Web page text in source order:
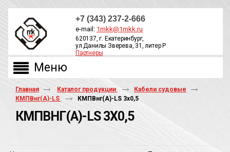
+7 (343) 237-2-666
e-mail: 1mkk@1mkk.ru
620137, г. Екатеринбург,
ул.Данилы Зверева, 31, литер Р
Партнеры
Главная Каталог продукции
Кабели судовые
КМПВнг(А)-LS
КМПВнг(A)-LS 3х0,5
КМПВНГ(A)-LS 3Х0,5